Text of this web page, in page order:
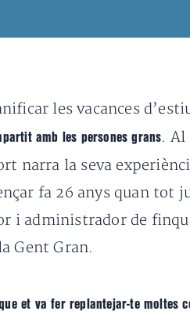
les vacances
amb les persones grans. Al
narra la seva
fa 26 anys quan tot
i administrador de
Gent Gran.
et va fer replantejar-te moltes